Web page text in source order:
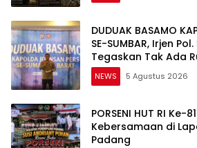
DUDUAK BASAMO
SE-SUMBAR, Irjen
Tegaskan Tak Ada
Pelanggar Hukum di
NEWS 5 Agustus 2026
PORSENI HUT RI
Kebersamaan di
Padang